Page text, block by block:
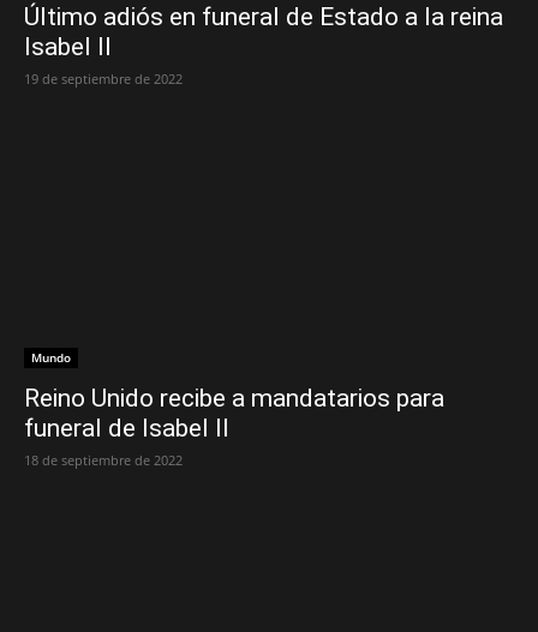
Último adiós en funeral de Estado a la reina
Isabel II
19 de septiembre de 2022
Mundo
Reino Unido recibe a mandatarios para
funeral de Isabel II
18 de septiembre de 2022